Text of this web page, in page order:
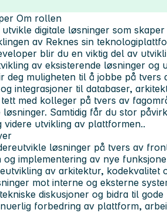
Om rollen
digitale løsninger som
av Reknes sin
blir du en viktig del av
av eksisterende løsninger
deg muligheten til å jobbe på
integrasjoner til databaser,
med kolleger på tvers av
Samtidig får du stor
videre utvikling av plattformen..
løsninger på tvers av
og implementering av nye
av arkitektur, kodekvalitet
mot interne og eksterne
diskusjoner og bidra til
forbedring av plattform,